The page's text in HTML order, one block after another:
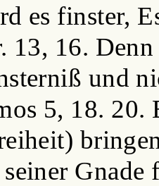
es finster,
13, 16.
und
5, 18. 20.
seiner Gnade